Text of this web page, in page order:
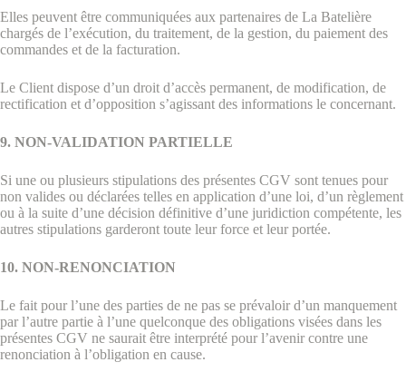
Elles peuvent être communiquées aux partenaires de La Batelière
chargés de l’exécution, du traitement, de la gestion, du paiement des
commandes et de la facturation.
Le Client dispose d’un droit d’accès permanent, de modification, de
rectification et d’opposition s’agissant des informations le concernant.
9. NON-VALIDATION PARTIELLE
Si une ou plusieurs stipulations des présentes CGV sont tenues pour
non valides ou déclarées telles en application d’une loi, d’un règlement
ou à la suite d’une décision définitive d’une juridiction compétente, les
autres stipulations garderont toute leur force et leur portée.
10. NON-RENONCIATION
Le fait pour l’une des parties de ne pas se prévaloir d’un manquement
par l’autre partie à l’une quelconque des obligations visées dans les
présentes CGV ne saurait être interprété pour l’avenir contre une
renonciation à l’obligation en cause.